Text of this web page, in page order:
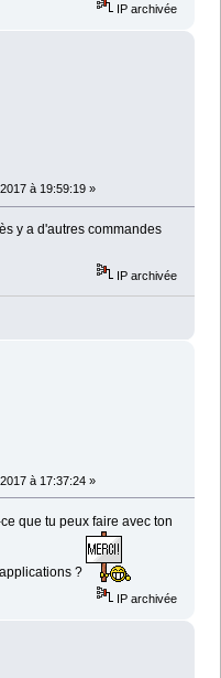
IP archivée
à 19:59:19 »
y a d'autres commandes
IP archivée
à 17:37:24 »
que tu peux faire avec ton
?
IP archivée